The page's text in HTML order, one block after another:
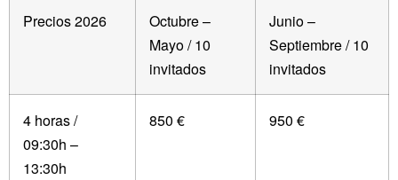
Precios 2026
Octubre –
Mayo / 10
invitados
Junio –
Septiembre / 10
invitados
4 horas /
09:30h –
13:30h
850 € 950 €